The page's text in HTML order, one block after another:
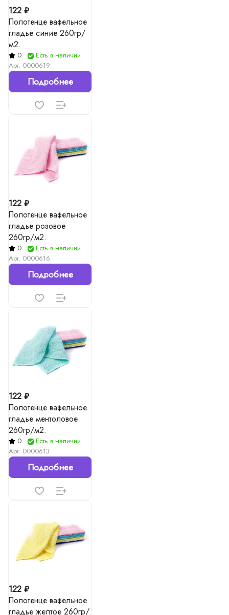
122 ₽
Полотенце вафельное
гладье синие 260гр/
м2.
0
Есть в наличии
Арт. 0000619
Подробнее
122 ₽
Полотенце вафельное
гладье розовое
260гр/м2.
0
Есть в наличии
Арт. 0000616
Подробнее
122 ₽
Полотенце вафельное
гладье ментоловое
260гр/м2.
0
Есть в наличии
Арт. 0000613
Подробнее
122 ₽
Полотенце вафельное
гладье желтое 260гр/